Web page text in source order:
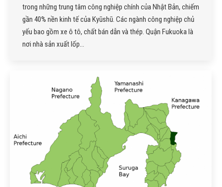
trong những trung tâm công nghiệp chính của Nhật Bản, chiếm
gần 40% nền kinh tế của Kyūshū. Các ngành công nghiệp chủ
yếu bao gồm xe ô tô, chất bán dẫn và thép. Quận Fukuoka là
nơi nhà sản xuất lốp…